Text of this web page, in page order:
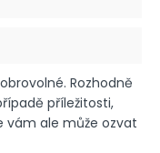
Rozhodně
příležitosti,
vám ale může ozvat